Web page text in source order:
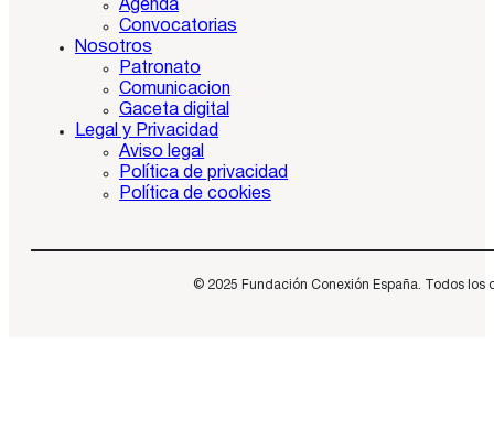
Agenda
Convocatorias
Nosotros
Patronato
Comunicacion
Gaceta digital
Legal y Privacidad
Aviso legal
Política de privacidad
Política de cookies
© 2025 Fundación Conexión España. Todos los